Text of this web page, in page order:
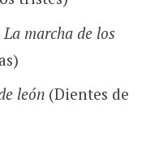
La marcha de los
león(Dientes de